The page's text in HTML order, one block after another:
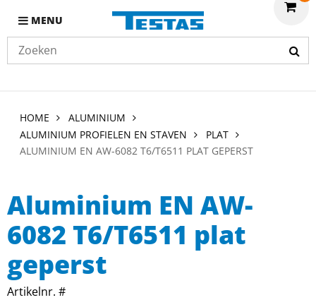
MENU
HOME
ALUMINIUM
ALUMINIUM PROFIELEN EN STAVEN
PLAT
ALUMINIUM EN AW-6082 T6/T6511 PLAT GEPERST
Aluminium EN AW-
6082 T6/T6511 plat
geperst
Artikelnr. #